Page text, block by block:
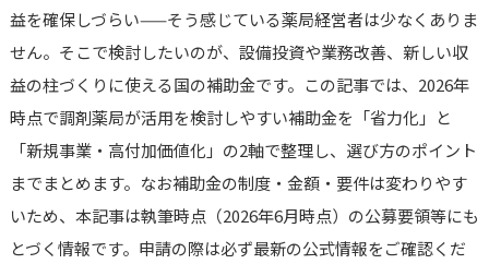
益を確保しづらい——そう感じている薬局経営者は少なくありま
せん。そこで検討したいのが、設備投資や業務改善、新しい収
益の柱づくりに使える国の補助金です。この記事では、2026年
時点で調剤薬局が活用を検討しやすい補助金を「省力化」と
「新規事業・高付加価値化」の2軸で整理し、選び方のポイント
までまとめます。なお補助金の制度・金額・要件は変わりやす
いため、本記事は執筆時点（2026年6月時点）の公募要領等にも
とづく情報です。申請の際は必ず最新の公式情報をご確認くだ